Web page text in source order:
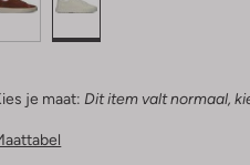
je maat: Dit item valt normaal,